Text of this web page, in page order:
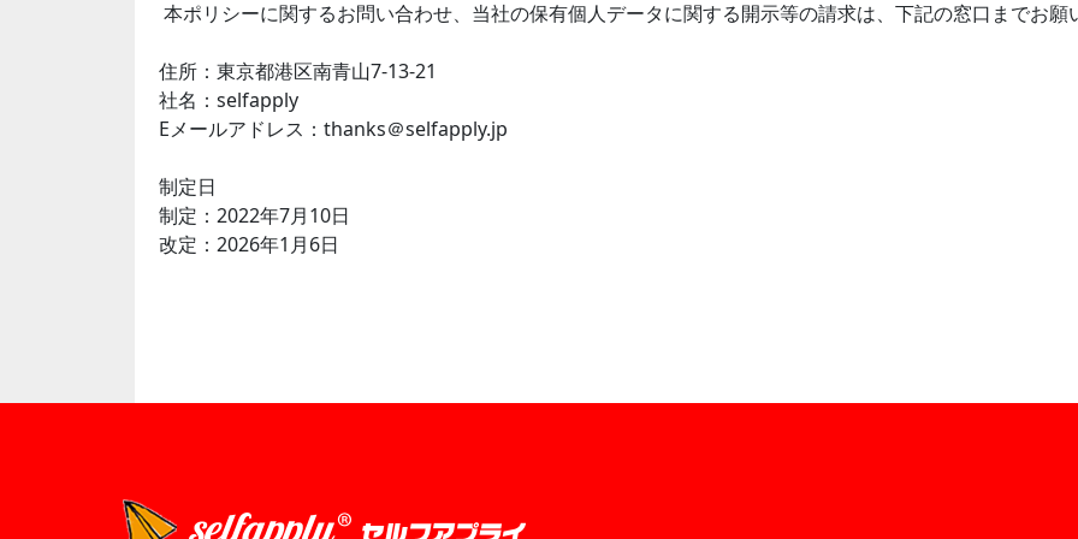
本ポリシーに関するお問い合わせ、当社の保有個人データに関する開示等の請求は、下記の窓口までお願
住所：東京都港区南青山7-13-21
社名：selfapply
Eメールアドレス：thanks＠selfapply.jp
制定日
制定：2022年7月10日
改定：2026年1月6日